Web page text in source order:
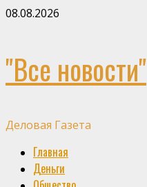
Skip
08.08.2026
"Все новости"
Деловая Газета
Primary
Menu
Главная
Деньги